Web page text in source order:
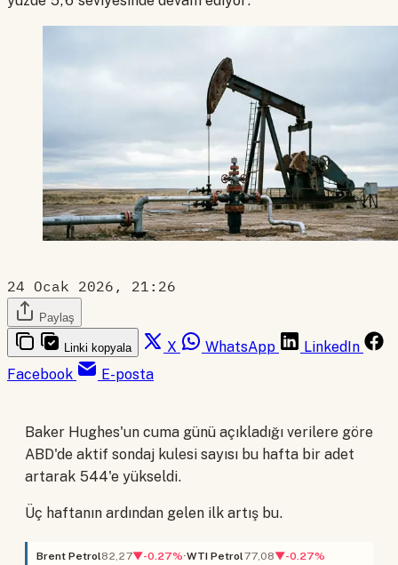
24 Ocak 2026, 21:26
Paylaş
Linki kopyala X WhatsApp
LinkedIn
Facebook
E-posta
Baker Hughes'un cuma günü açıkladığı verilere göre
ABD'de aktif sondaj kulesi sayısı bu hafta bir adet
artarak 544'e yükseldi.
Üç haftanın ardından gelen ilk artış bu.
Brent Petrol82,27▼-0.27% WTI Petrol77,08▼-0.27%